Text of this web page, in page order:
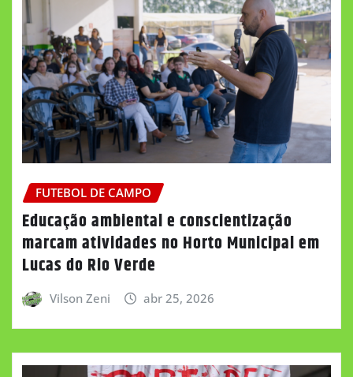
FUTEBOL DE CAMPO
Educação ambiental e conscientização
marcam atividades no Horto Municipal em
Lucas do Rio Verde
Vilson Zeni abr 25, 2026